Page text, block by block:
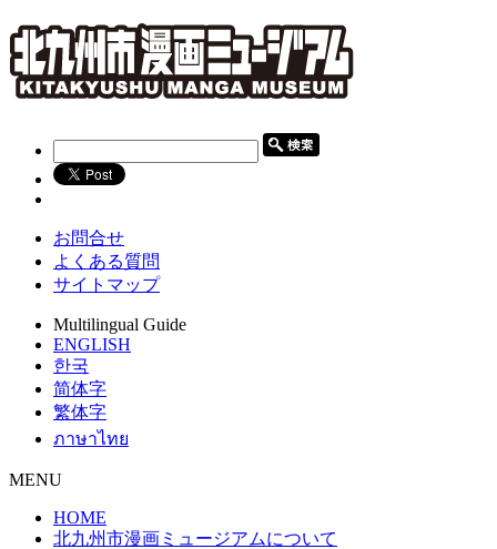
お問合せ
よくある質問
サイトマップ
Multilingual Guide
ENGLISH
한국
简体字
繁体字
ภาษาไทย
MENU
HOME
北九州市漫画ミュージアムについて